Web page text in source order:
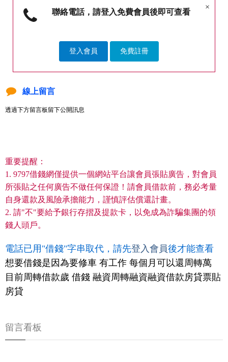
×
聯絡電話，請登入免費會員後即可查看
登入會員 免費註冊
線上留言
透過下方留言板留下公開訊息
重要提醒：
1. 9797借錢網僅提供一個網站平台讓會員張貼廣告，對會員
所張貼之任何廣告不做任何保證！請會員借款前，務必考量
自身還款及風險承擔能力，謹慎評估償還計畫。
2. 請"不"要給予銀行存摺及提款卡，以免成為詐騙集團的領
錢人頭戶。
電話已用"借錢"字串取代，請先登入會員後才能查看
想要借錢是因為要修車 有工作 每個月可以還周轉萬
目前周轉借款歲 借錢 融資周轉融資融資借款房貸票貼
房貸
留言看板